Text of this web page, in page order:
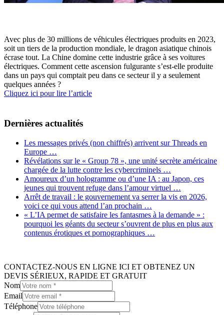
Avec plus de 30 millions de véhicules électriques produits en 2023,
soit un tiers de la production mondiale, le dragon asiatique chinois
écrase tout. La Chine domine cette industrie grâce à ses voitures
électriques. Comment cette ascension fulgurante s’est-elle produite
dans un pays qui comptait peu dans ce secteur il y a seulement
quelques années ?
Cliquez ici pour lire l’article
Dernières actualités
Les messages privés (non chiffrés) arrivent sur Threads en
Europe …
Révélations sur le « Group 78 », une unité secrète américaine
chargée de la lutte contre les cybercriminels …
Amoureux d’un hologramme ou d’une IA : au Japon, ces
jeunes qui trouvent refuge dans l’amour virtuel …
Arrêt de travail : le gouvernement va serrer la vis en 2026,
voici ce qui vous attend l’an prochain …
« L’IA permet de satisfaire les fantasmes à la demande » :
pourquoi les géants du secteur s’ouvrent de plus en plus aux
contenus érotiques et pornographiques …
CONTACTEZ-NOUS EN LIGNE ICI ET OBTENEZ UN
DEVIS SÉRIEUX, RAPIDE ET GRATUIT
Nom
Email
Téléphone